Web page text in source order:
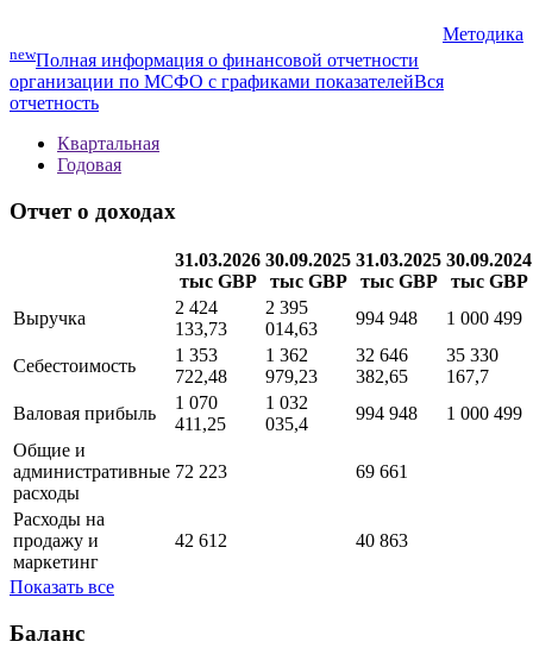
Методика
newПолная информация о финансовой отчетности
организации по МСФО с графиками показателейВся
отчетность
Квартальная
Годовая
Отчет о доходах
31.03.2026
тыс GBP
30.09.2025
тыс GBP
31.03.2025
тыс GBP
30.09.2024
тыс GBP
Выручка
2 424
133,73
2 395
014,63
994 948 1 000 499
Себестоимость
1 353
722,48
1 362
979,23
32 646
382,65
35 330
167,7
Валовая прибыль
1 070
411,25
1 032
035,4
994 948
1 000 499
Общие и
административные
расходы
72 223 69 661
Расходы на
продажу и
маркетинг
42 612 40 863
Показать все
Баланс